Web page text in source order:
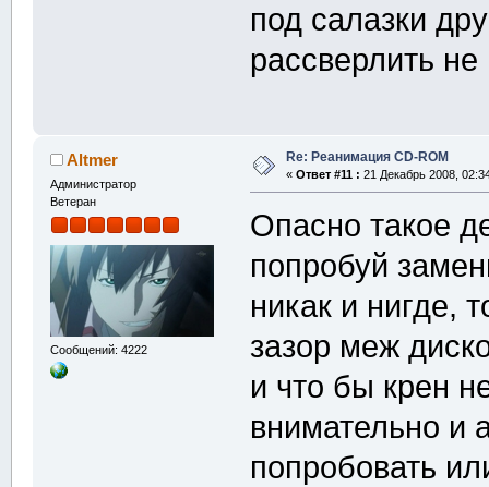
под салазки
рассверлить
Altmer
Администратор
Ветеран
Сообщений: 4222
Re: Реанимация CD-ROM
« Ответ #11 : 21 Декабрь 2008,
Опасно такое
попробуй
никак и нигде,
зазор меж
и что бы крен
внимательно и
попробовать